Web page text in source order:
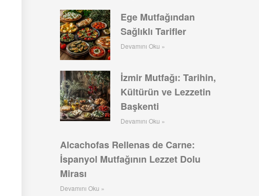
Ege Mutfağından
Sağlıklı Tarifler
Devamını Oku »
İzmir Mutfağı: Tarihin,
Kültürün ve Lezzetin
Başkenti
Devamını Oku »
Alcachofas Rellenas de Carne:
İspanyol Mutfağının Lezzet Dolu
Mirası
Devamını Oku »